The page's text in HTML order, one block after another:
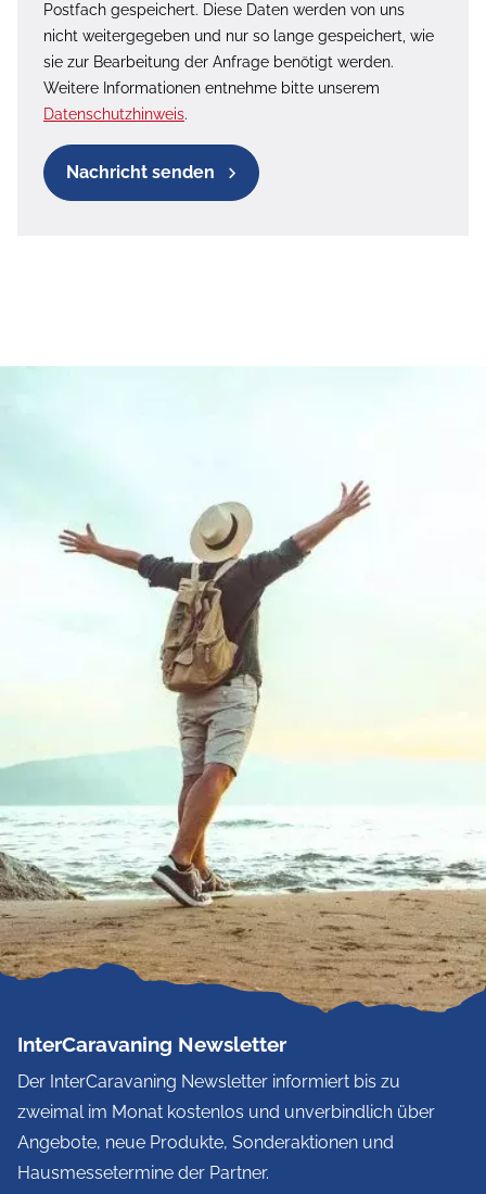
Postfach gespeichert. Diese Daten werden von uns
nicht weitergegeben und nur so lange gespeichert, wie
sie zur Bearbeitung der Anfrage benötigt werden.
Weitere Informationen entnehme bitte unserem
Datenschutzhinweis.
Nachricht senden
InterCaravaning Newsletter
Der InterCaravaning Newsletter informiert bis zu
zweimal im Monat kostenlos und unverbindlich über
Angebote, neue Produkte, Sonderaktionen und
Hausmessetermine der Partner.